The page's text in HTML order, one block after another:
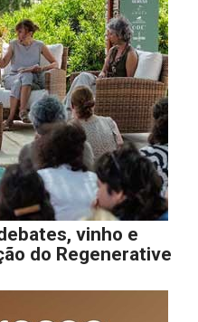
vinho e
do Regenerative